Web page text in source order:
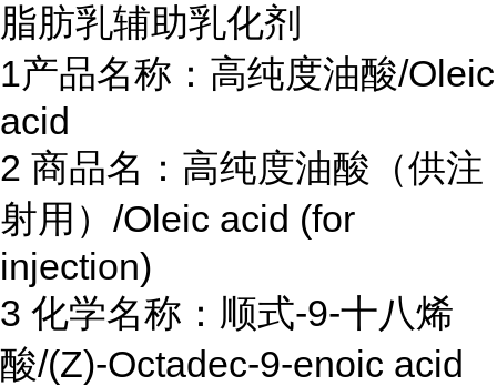
脂肪乳辅助乳化剂
1产品名称：高纯度油酸/Oleic
acid
2 商品名：高纯度油酸（供注
射用）/Oleic acid (for
injection)
3 化学名称：顺式-9-十八烯
酸/(Z)-Octadec-9-enoic acid